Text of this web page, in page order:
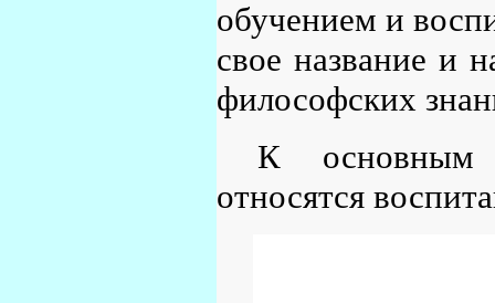
обучением и
свое название и
философских
К основным
относятся